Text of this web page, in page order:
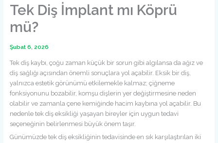
Tek Diş İmplant mı Köprü
mü?
Şubat 6, 2026
Tek diş kaybı, çoğu zaman küçük bir sorun gibi algılansa da ağız ve
diş sağlığı açısından önemli sonuçlara yol açabilir. Eksik bir diş,
yalnızca estetik görünümü etkilemekle kalmaz; çiğneme
fonksiyonunu bozabilir, komşu dişlerin yer değiştirmesine neden
olabilir ve zamanla çene kemiğinde hacim kaybına yol açabilir. Bu
nedenle tek diş eksikliği yaşayan bireyler için uygun tedavi
seçeneğinin belirlenmesi büyük önem taşır.
Günümüzde tek diş eksikliğinin tedavisinde en sık karşılaştırılan iki